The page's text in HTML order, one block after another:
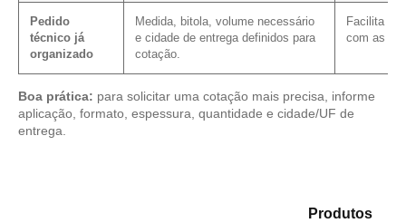
Pedido
técnico já
organizado
Medida, bitola, volume necessário
e cidade de entrega definidos para
cotação.
Facilita a
com as
Boa prática: para solicitar uma cotação mais precisa, informe
aplicação, formato, espessura, quantidade e cidade/UF de
entrega.
Produtos